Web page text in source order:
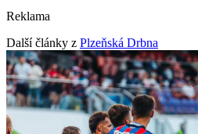
Reklama
Další články z Plzeňská Drbna